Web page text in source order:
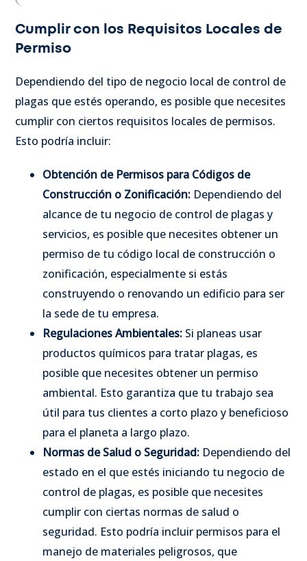
Cumplir con los Requisitos Locales de
Permiso
Dependiendo del tipo de negocio local de control de
plagas que estés operando, es posible que necesites
cumplir con ciertos requisitos locales de permisos.
Esto podría incluir:
Obtención de Permisos para Códigos de
Construcción o Zonificación: Dependiendo del
alcance de tu negocio de control de plagas y
servicios, es posible que necesites obtener un
permiso de tu código local de construcción o
zonificación, especialmente si estás
construyendo o renovando un edificio para ser
la sede de tu empresa.
Regulaciones Ambientales: Si planeas usar
productos químicos para tratar plagas, es
posible que necesites obtener un permiso
ambiental. Esto garantiza que tu trabajo sea
útil para tus clientes a corto plazo y beneficioso
para el planeta a largo plazo.
Normas de Salud o Seguridad: Dependiendo del
estado en el que estés iniciando tu negocio de
control de plagas, es posible que necesites
cumplir con ciertas normas de salud o
seguridad. Esto podría incluir permisos para el
manejo de materiales peligrosos, que